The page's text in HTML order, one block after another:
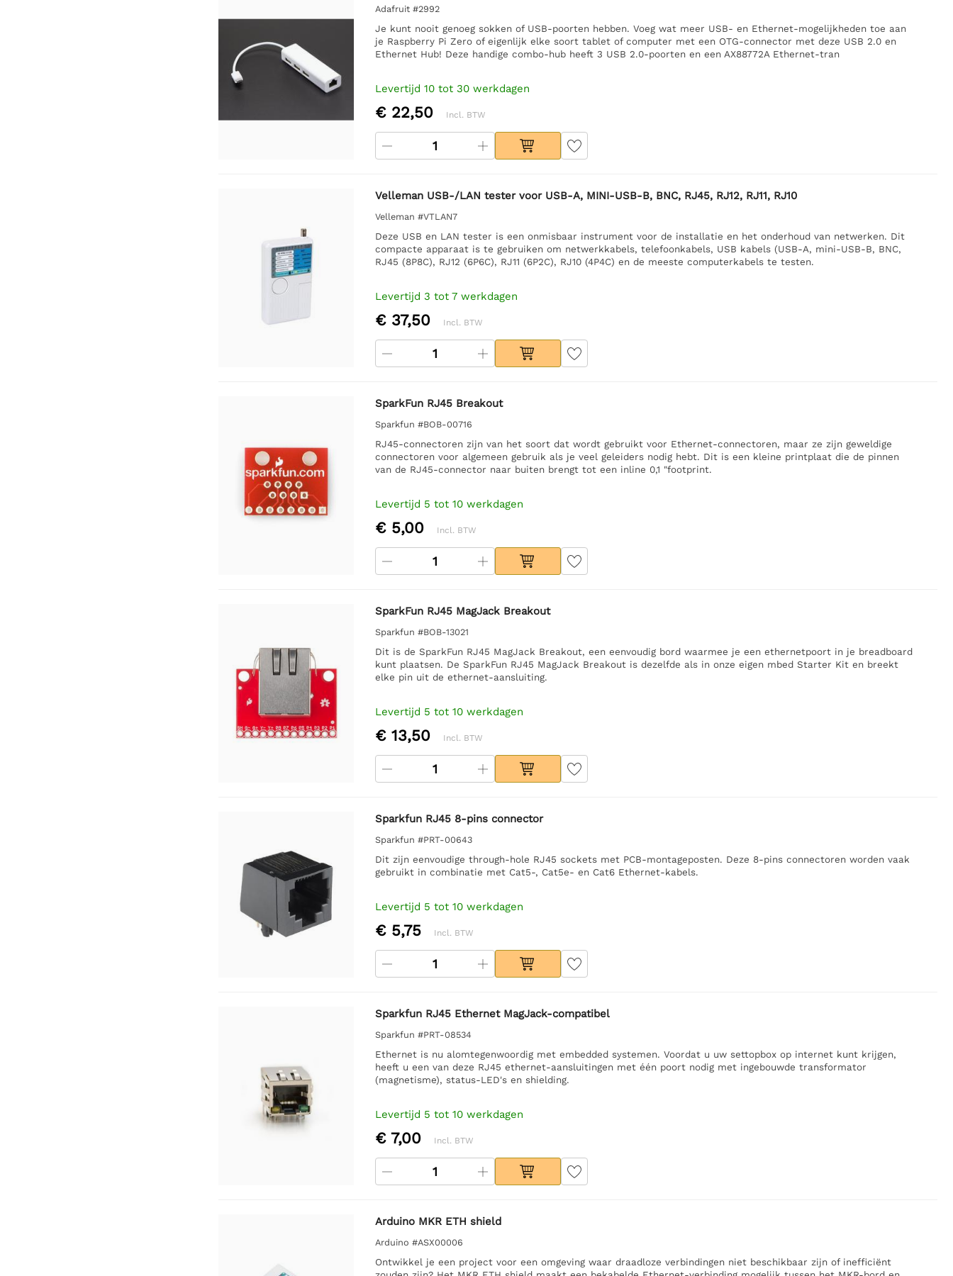
Adafruit #2992
Je kunt nooit genoeg sokken of USB-poorten hebben. Voeg wat meer USB- en Ethernet-mogelijkheden toe aan
je Raspberry Pi Zero of eigenlijk elke soort tablet of computer met een OTG-connector met deze USB 2.0 en
Ethernet Hub! Deze handige combo-hub heeft 3 USB 2.0-poorten en een AX88772A Ethernet-tran
Levertijd 10 tot 30 werkdagen
€ 22,50 Incl. BTW
Velleman USB-/LAN tester voor USB-A, MINI-USB-B, BNC, RJ45, RJ12, RJ11, RJ10
Velleman #VTLAN7
Deze USB en LAN tester is een onmisbaar instrument voor de installatie en het onderhoud van netwerken. Dit
compacte apparaat is te gebruiken om netwerkkabels, telefoonkabels, USB kabels (USB-A, mini-USB-B, BNC,
RJ45 (8P8C), RJ12 (6P6C), RJ11 (6P2C), RJ10 (4P4C) en de meeste computerkabels te testen.
Levertijd 3 tot 7 werkdagen
€ 37,50 Incl. BTW
SparkFun RJ45 Breakout
Sparkfun #BOB-00716
RJ45-connectoren zijn van het soort dat wordt gebruikt voor Ethernet-connectoren, maar ze zijn geweldige
connectoren voor algemeen gebruik als je veel geleiders nodig hebt. Dit is een kleine printplaat die de pinnen
van de RJ45-connector naar buiten brengt tot een inline 0,1 "footprint.
Levertijd 5 tot 10 werkdagen
€ 5,00 Incl. BTW
SparkFun RJ45 MagJack Breakout
Sparkfun #BOB-13021
Dit is de SparkFun RJ45 MagJack Breakout, een eenvoudig bord waarmee je een ethernetpoort in je breadboard
kunt plaatsen. De SparkFun RJ45 MagJack Breakout is dezelfde als in onze eigen mbed Starter Kit en breekt
elke pin uit de ethernet-aansluiting.
Levertijd 5 tot 10 werkdagen
€ 13,50 Incl. BTW
Sparkfun RJ45 8-pins connector
Sparkfun #PRT-00643
Dit zijn eenvoudige through-hole RJ45 sockets met PCB-montageposten. Deze 8-pins connectoren worden vaak
gebruikt in combinatie met Cat5-, Cat5e- en Cat6 Ethernet-kabels.
Levertijd 5 tot 10 werkdagen
€ 5,75 Incl. BTW
Sparkfun RJ45 Ethernet MagJack-compatibel
Sparkfun #PRT-08534
Ethernet is nu alomtegenwoordig met embedded systemen. Voordat u uw settopbox op internet kunt krijgen,
heeft u een van deze RJ45 ethernet-aansluitingen met één poort nodig met ingebouwde transformator
(magnetisme), status-LED's en shielding.
Levertijd 5 tot 10 werkdagen
€ 7,00 Incl. BTW
Arduino MKR ETH shield
Arduino #ASX00006
Ontwikkel je een project voor een omgeving waar draadloze verbindingen niet beschikbaar zijn of inefficiënt